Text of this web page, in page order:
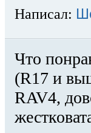
Написал:
Что
(R17 и
RAV4,